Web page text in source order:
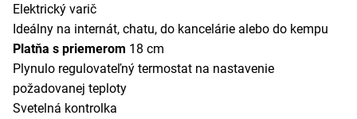
Elektrický varič
Ideálny na internát, chatu, do kancelárie alebo do kempu
Platňa s priemerom 18 cm
Plynulo regulovateľný termostat na nastavenie
požadovanej teploty
Svetelná kontrolka